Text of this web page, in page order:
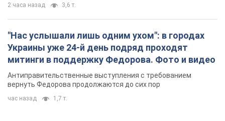
2 часа назад 3,6 т.
"Нас услышали лишь одним ухом": в городах
Украины уже 24-й день подряд проходят
митинги в поддержку Федорова. Фото и видео
Антиправительственные выступления с требованием
вернуть Федорова продолжаются до сих пор
час назад 1,7 т.